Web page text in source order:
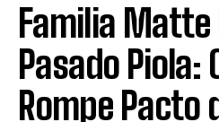
Familia Matte
Pasado Piola:
Rompe Pacto